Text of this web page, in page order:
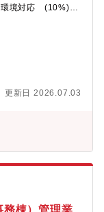
環境対応 (10%)・
・新卒採用業務
管理 (25%)■出張
の事業につい
薄型テレビやノー
近では電子広告
きくなるFPDで
へご提供してお
根差し、顧客の
業力・現場力:創業
に取り組み、
および技術の海
で培った独自の営
更新日 2026.07.03
務棟）管理業